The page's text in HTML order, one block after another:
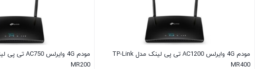
مودم 4G وایرلس AC1200 تی پی لینک مدل TP-Link
MR400
MR200